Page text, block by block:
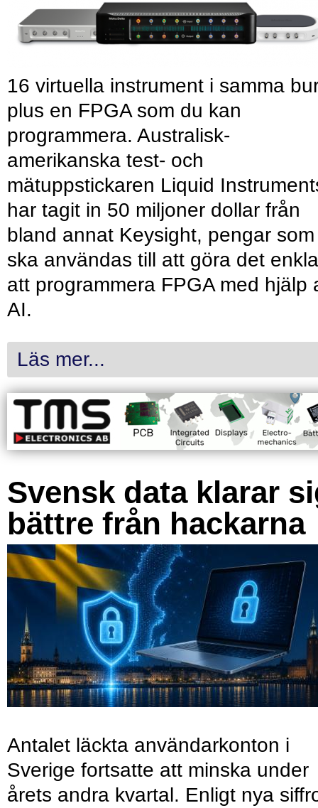
16 virtuella instrument i samma
plus en FPGA som du kan
programmera. Australisk-
amerikanska test- och
mätuppstickaren Liquid
har tagit in 50 miljoner dollar från
bland annat Keysight, pengar som
ska användas till att göra det
att programmera FPGA med hjälp
AI.
Läs mer...
Svensk data klarar
bättre från hackarna
Antalet läckta användarkonton i
Sverige fortsatte att minska under
årets andra kvartal. Enligt nya